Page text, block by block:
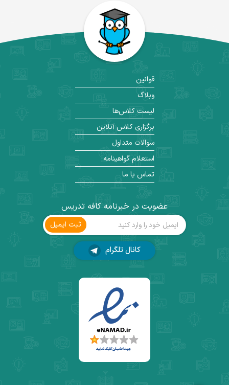
عضویت در خبرنامه کافه تدریس
ثبت ‌ایمیل
کانال تلگرام
قوانین
وبلاگ
لیست کلاس‌ها
برگزاری کلاس آنلاین
سوالات متداول
استعلام گواهینامه
تماس با ما